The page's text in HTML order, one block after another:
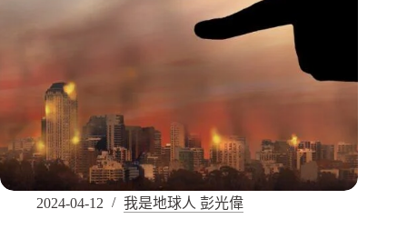
2024-04-12 我是地球人 彭光偉